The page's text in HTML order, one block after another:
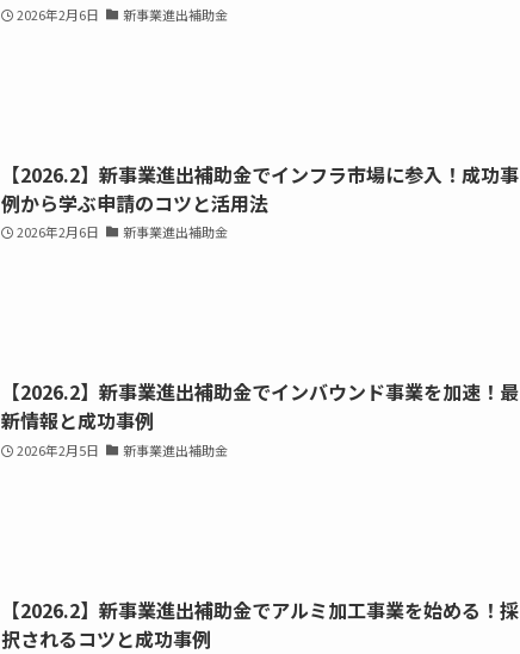
2026年2月6日 新事業進出補助金
【2026.2】新事業進出補助金でインフラ市場に参入！成功事
例から学ぶ申請のコツと活用法
2026年2月6日 新事業進出補助金
【2026.2】新事業進出補助金でインバウンド事業を加速！最
新情報と成功事例
2026年2月5日 新事業進出補助金
【2026.2】新事業進出補助金でアルミ加工事業を始める！採
択されるコツと成功事例